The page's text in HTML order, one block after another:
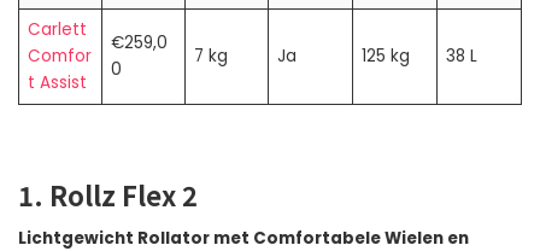
Carlett
Comfor
t Assist
€259,0
0
7 kg Ja 125 kg 38 L
1. Rollz Flex 2
Lichtgewicht Rollator met Comfortabele Wielen en